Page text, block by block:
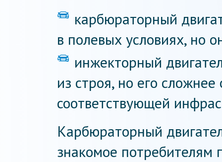
карбюраторный
в полевых условиях, но
инжекторный
из строя, но его
соответствующей
Карбюраторный
знакомое потребителям